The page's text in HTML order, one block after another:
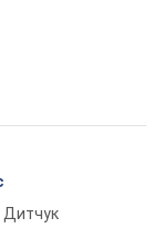
Дитчук